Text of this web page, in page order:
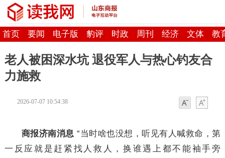
首页 要闻 电子版 豹评 时政 周刊 经济 文体 教
老人被困深水坑 退役军人与热心钓友合
力施救
2026-07-07 10:54:38
商报济南消息 “当时啥也没想，听见有人喊救命，第
一反应就是赶紧找人救人，换谁遇上都不能袖手旁